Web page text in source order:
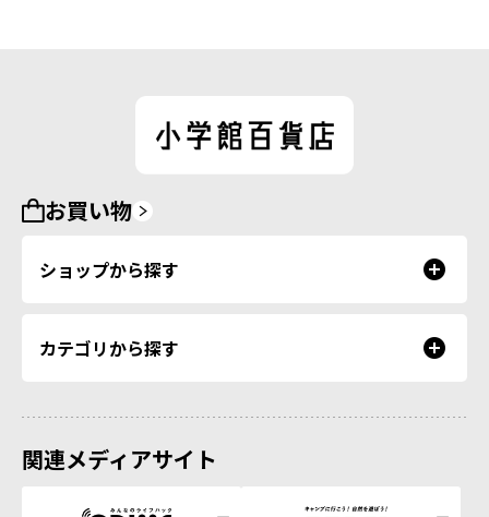
お買い物
ショップから探す
カテゴリから探す
関連メディアサイト